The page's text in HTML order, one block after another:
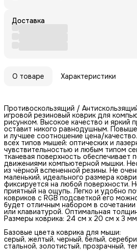
Доставка
О товаре Характеристики
Противоскользящий /
игровой резиновый коврик для
рисунком. Высокое качество и яркий
оставит никого равнодушным.
и лучшее соотношение цена/
всех типов мышей: оптических и
чувствительностью и любым типом
тканевая поверхность обеспечивает
движениями компьютерной мышки.
из чёрной вспененной резины. Не
маленький, идеального размера
фиксируется на любой поверхности.
приятный на ощупь. Легко и удобно
ковриков с RGB подсветкой его
будет отличным набором в
или клавиатурой. Оптимальная
Размеры коврика: 24 см x 20 см x 3 мм
Базовые цвета коврика для мыши:
серый, желтый, черный, белый,
стальной, золотистый, прозрачный,